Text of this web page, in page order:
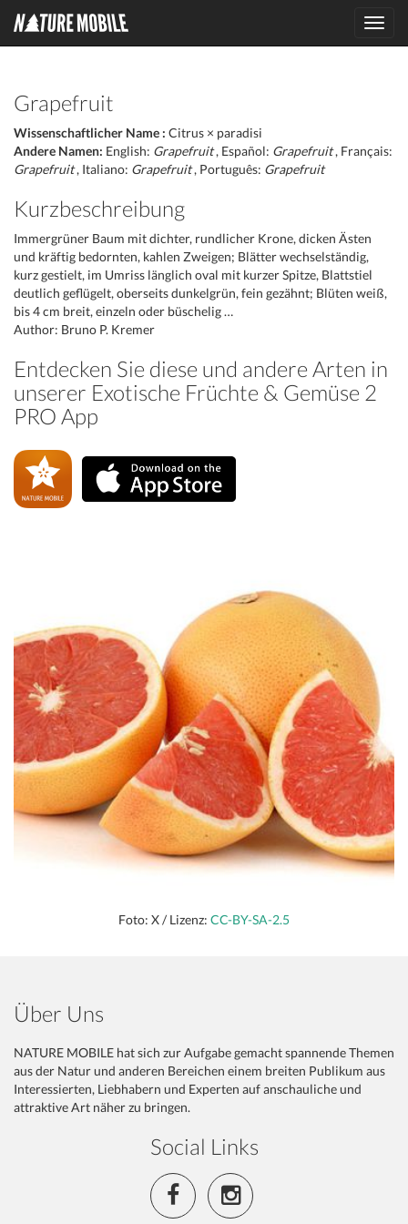
Grapefruit
Wissenschaftlicher Name : Citrus × paradisi
Andere Namen: English: Grapefruit, Español: Grapefruit, Français:
Grapefruit, Italiano: Grapefruit, Português: Grapefruit
Kurzbeschreibung
Immergrüner Baum mit dichter, rundlicher Krone, dicken Ästen
und kräftig bedornten, kahlen Zweigen; Blätter wechselständig,
kurz gestielt, im Umriss länglich oval mit kurzer Spitze, Blattstiel
deutlich geflügelt, oberseits dunkelgrün, fein gezähnt; Blüten weiß,
bis 4 cm breit, einzeln oder büschelig …
Author: Bruno P. Kremer
Entdecken Sie diese und andere Arten in
unserer Exotische Früchte & Gemüse 2
PRO App
Foto: X / Lizenz: CC-BY-SA-2.5
Über Uns
NATURE MOBILE hat sich zur Aufgabe gemacht spannende Themen
aus der Natur und anderen Bereichen einem breiten Publikum aus
Interessierten, Liebhabern und Experten auf anschauliche und
attraktive Art näher zu bringen.
Social Links